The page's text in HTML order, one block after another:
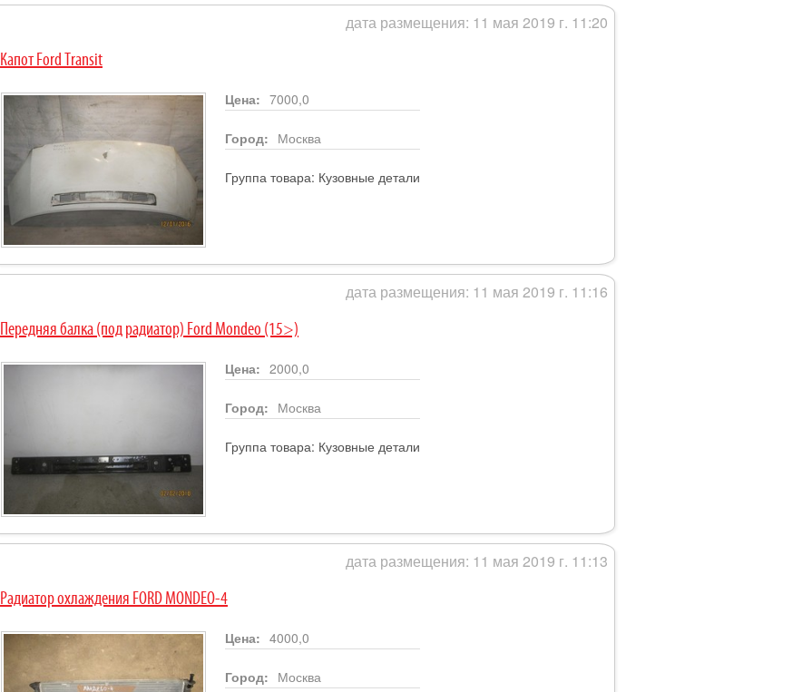
дата размещения: 11 мая 2019 г. 11:20
Капот Ford Transit
Цена: 7000,0
Город: Москва
Группа товара: Кузовные детали
дата размещения: 11 мая 2019 г. 11:16
Передняя балка (под радиатор) Ford Mondeo (15>)
Цена: 2000,0
Город: Москва
Группа товара: Кузовные детали
дата размещения: 11 мая 2019 г. 11:13
Радиатор охлаждения FORD MONDEO-4
Цена: 4000,0
Город: Москва